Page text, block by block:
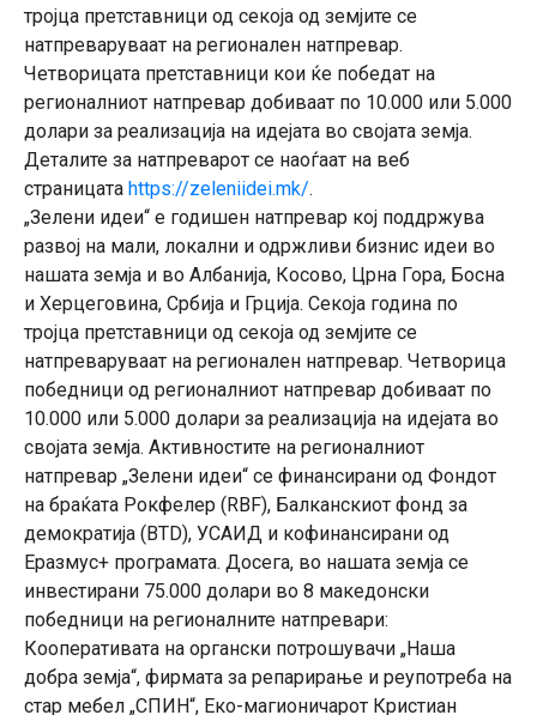
тројца претставници од секоја од земјите се
натпреваруваат на регионален натпревар.
Четворицата претставници кои ќе победат на
регионалниот натпревар добиваат по 10.000 или 5.000
долари за реализација на идејата во својата земја.
Деталите за натпреварот се наоѓаат на веб
страницата https://zeleniidei.mk/.
„Зелени идеи“ е годишен натпревар кој поддржува
развој на мали, локални и одржливи бизнис идеи во
нашата земја и во Албанија, Косово, Црна Гора, Босна
и Херцеговина, Србија и Грција. Секоја година по
тројца претставници од секоја од земјите се
натпреваруваат на регионален натпревар. Четворица
победници од регионалниот натпревар добиваат по
10.000 или 5.000 долари за реализација на идејата во
својата земја. Активностите на регионалниот
натпревар „Зелени идеи“ се финансирани од Фондот
на браќата Рокфелер (RBF), Балканскиот фонд за
демократија (BTD), УСАИД и кофинансирани од
Еразмус+ програмата. Досега, во нашата земја се
инвестирани 75.000 долари во 8 македонски
победници на регионалните натпревари:
Кооперативата на органски потрошувачи „Наша
добра земја“, фирмата за репарирање и реупотреба на
стар мебел „СПИН“, Еко-магионичарот Кристиан